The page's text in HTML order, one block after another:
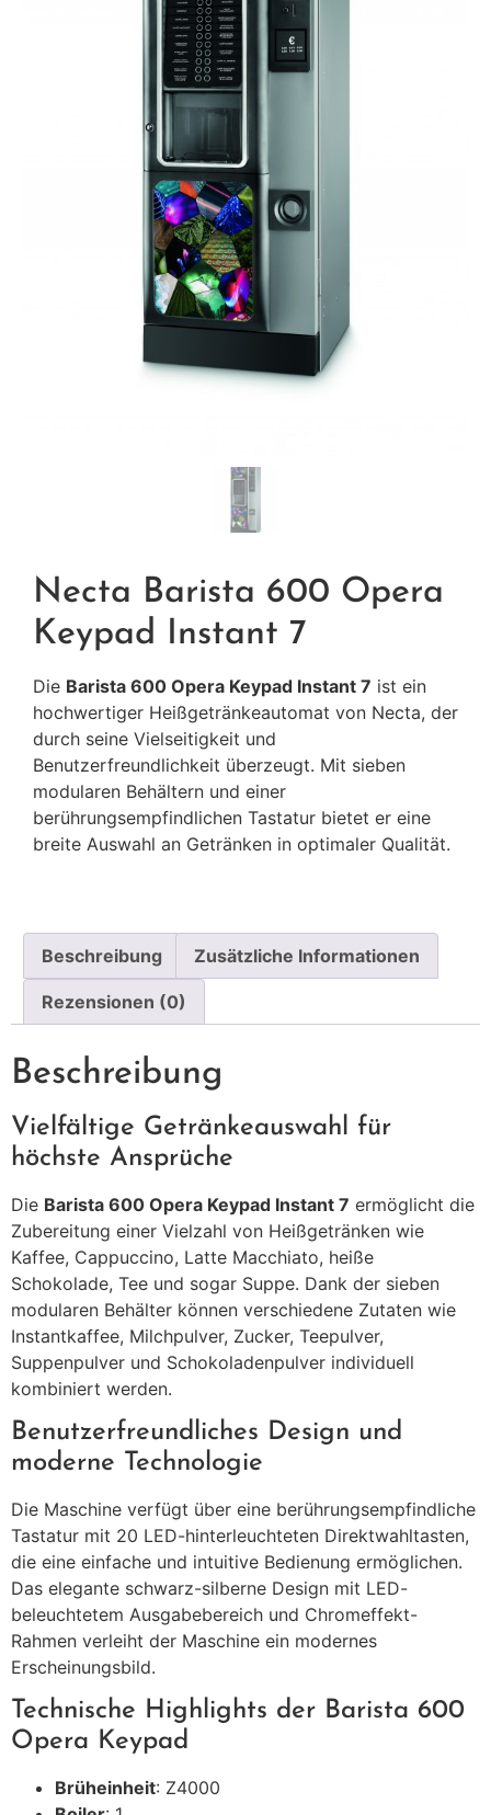
Necta Barista 600 Opera
Keypad Instant 7
Die Barista 600 Opera Keypad Instant 7 ist ein
hochwertiger Heißgetränkeautomat von Necta, der
durch seine Vielseitigkeit und
Benutzerfreundlichkeit überzeugt. Mit sieben
modularen Behältern und einer
berührungsempfindlichen Tastatur bietet er eine
breite Auswahl an Getränken in optimaler Qualität.
Beschreibung Zusätzliche Informationen
Rezensionen (0)
Beschreibung
Vielfältige Getränkeauswahl für
höchste Ansprüche
Die Barista 600 Opera Keypad Instant 7 ermöglicht die
Zubereitung einer Vielzahl von Heißgetränken wie
Kaffee, Cappuccino, Latte Macchiato, heiße
Schokolade, Tee und sogar Suppe. Dank der sieben
modularen Behälter können verschiedene Zutaten wie
Instantkaffee, Milchpulver, Zucker, Teepulver,
Suppenpulver und Schokoladenpulver individuell
kombiniert werden.
Benutzerfreundliches Design und
moderne Technologie
Die Maschine verfügt über eine berührungsempfindliche
Tastatur mit 20 LED-hinterleuchteten Direktwahltasten,
die eine einfache und intuitive Bedienung ermöglichen.
Das elegante schwarz-silberne Design mit LED-
beleuchtetem Ausgabebereich und Chromeffekt-
Rahmen verleiht der Maschine ein modernes
Erscheinungsbild.
Technische Highlights der Barista 600
Opera Keypad
Brüheinheit: Z4000